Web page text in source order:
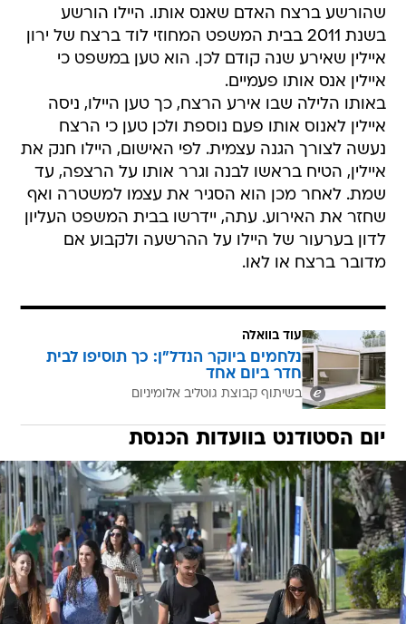
שהורשע ברצח האדם שאנס אותו. היילו הורשע
בשנת 2011 בבית המשפט המחוזי לוד ברצח של ירון
איילין שאירע שנה קודם לכן. הוא טען במשפט כי
איילין אנס אותו פעמיים.
באותו הלילה שבו אירע הרצח, כך טען היילו, ניסה
איילין לאנוס אותו פעם נוספת ולכן טען כי הרצח
נעשה לצורך הגנה עצמית. לפי האישום, היילו חנק את
איילין, הטיח בראשו לבנה וגרר אותו על הרצפה, עד
שמת. לאחר מכן הוא הסגיר את עצמו למשטרה ואף
שחזר את האירוע. עתה, יידרשו בבית המשפט העליון
לדון בערעור של היילו על ההרשעה ולקבוע אם
מדובר ברצח או לאו.
עוד בוואלה
נלחמים ביוקר הנדל"ן: כך תוסיפו לבית
חדר ביום אחד
בשיתוף קבוצת גוטליב אלומיניום
יום הסטודנט בוועדות הכנסת